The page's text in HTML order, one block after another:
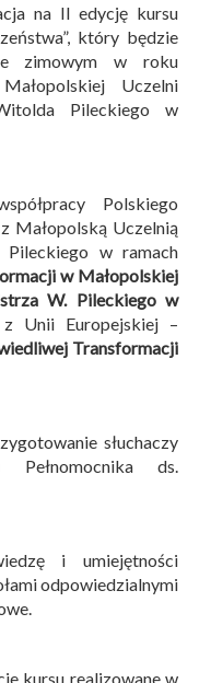
na II edycję kursu
który będzie
zimowym w roku
Uczelni
Pileckiego w
Polskiego
Małopolską Uczelnią
Pileckiego w ramach
w Małopolskiej
W. Pileckiego w
Unii Europejskiej –
Transformacji
słuchaczy
ds.
i umiejętności
odpowiedzialnymi
kursu realizowane w